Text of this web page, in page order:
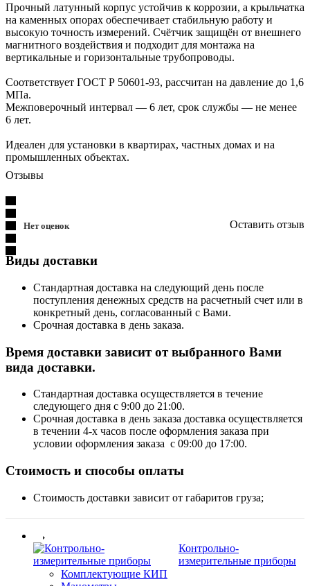
Прочный латунный корпус устойчив к коррозии, а крыльчатка
на каменных опорах обеспечивает стабильную работу и
высокую точность измерений. Счётчик защищён от внешнего
магнитного воздействия и подходит для монтажа на
вертикальные и горизонтальные трубопроводы.
Соответствует ГОСТ Р 50601-93, рассчитан на давление до 1,6
МПа.
Межповерочный интервал — 6 лет, срок службы — не менее
6 лет.
Идеален для установки в квартирах, частных домах и на
промышленных объектах.
Отзывы
Нет оценок Оставить отзыв
Виды доставки
Стандартная доставка на следующий день после
поступления денежных средств на расчетный счет или в
конкретный день, согласованный с Вами.
Срочная доставка в день заказа.
Время доставки зависит от выбранного Вами
вида доставки.
Стандартная доставка осуществляется в течение
следующего дня с 9:00 до 21:00.
Срочная доставка в день заказа доставка осуществляется
в течении 4-х часов после оформления заказа при
условии оформления заказа с 09:00 до 17:00.
Стоимость и способы оплаты
Стоимость доставки зависит от габаритов груза;
Контрольно-
измерительные приборы
Комплектующие КИП